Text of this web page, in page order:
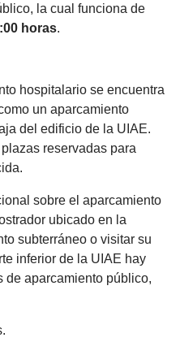
la cual funciona de
horas.
hospitalario se encuentra
un aparcamiento
del edificio de la UIAE.
reservadas para
sobre el aparcamiento
ubicado en la
subterráneo o visitar su
inferior de la UIAE hay
aparcamiento público,